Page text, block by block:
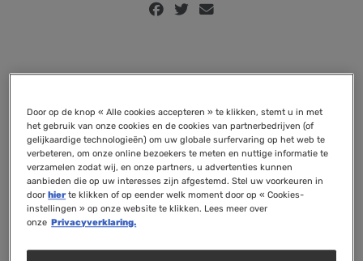
vegetarische pithivier! Dit feestelijke gerecht
voor 4 personen heeft een smaakvolle
combinatie van zachte geitenkaas,
flespompoen, hazelnoten en champignons.
Ingrediënten (4 personen)
Door op de knop « Alle cookies accepteren » te klikken, stemt u in met
het gebruik van onze cookies en de cookies van partnerbedrijven (of
gelijkaardige technologieën) om uw globale surfervaring op het web te
verbeteren, om onze online bezoekers te meten en nuttige informatie te
verzamelen zodat wij, en onze partners, u advertenties kunnen
aanbieden die op uw interesses zijn afgestemd. Stel uw voorkeuren in
doorhierte klikken of op eender welk moment door op « Cookies-
instellingen » op onze website te klikken. Lees meer over
onze Privacyverklaring.